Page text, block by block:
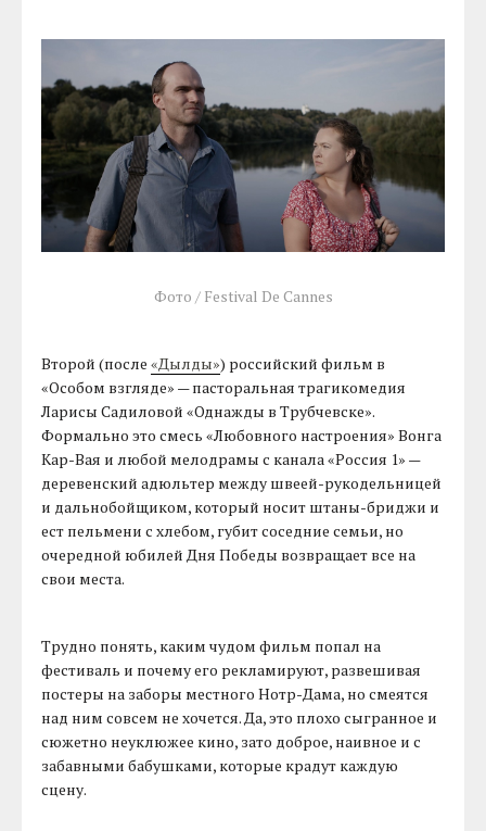
Фото / Festival De Cannes
Второй (после«Дылды») российский фильм в
«Особом взгляде» — пасторальная трагикомедия
Ларисы Садиловой «Однажды в Трубчевске».
Формально это смесь «Любовного настроения» Вонга
Кар-Вая и любой мелодрамы с канала «Россия 1» —
деревенский адюльтер между швеей-рукодельницей
и дальнобойщиком, который носит штаны-бриджи и
ест пельмени с хлебом, губит соседние семьи, но
очередной юбилей Дня Победы возвращает все на
свои места.
Трудно понять, каким чудом фильм попал на
фестиваль и почему его рекламируют, развешивая
постеры на заборы местного Нотр-Дама, но смеятся
над ним совсем не хочется. Да, это плохо сыгранное и
сюжетно неуклюжее кино, зато доброе, наивное и с
забавными бабушками, которые крадут каждую
сцену.